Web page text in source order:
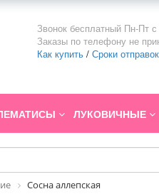
Звонок бесплатный Пн-Пт
Заказы по телефону не
Как купить / Сроки отправок
ЛУКОВИЧНЫЕ
Сосна аллепская